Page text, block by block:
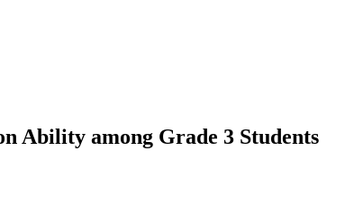
Ability among Grade 3 Students